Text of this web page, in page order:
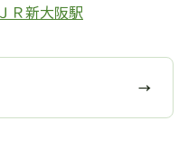
ＪＲ新大阪駅
→